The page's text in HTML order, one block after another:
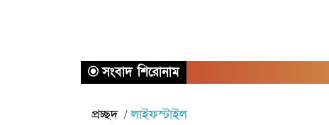
সংবাদ শিরোনাম
প্রচ্ছদ লাইফস্টাইল